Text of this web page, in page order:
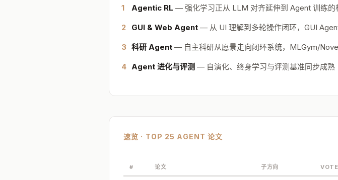
1 Agentic RL — 强化学习正从 LLM 对齐延伸到 Agent 训练的
2 GUI & Web Agent — 从 UI 理解到多轮操作闭环，GUI
3 科研 Agent — 自主科研从愿景走向闭环系统，MLGym/
4 Agent 进化与评测 — 自演化、终身学习与评测基准同步成熟
速览 · TOP 25 AGENT 论文
# 论文 子方向